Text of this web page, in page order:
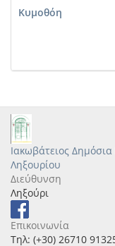
Savini, Medoro
Giacometti, Paolo
Zauli Sajani,
Σούτσος,
Κυμοθόη
Ιακωβάτειος
Ληξουρίου
Διεύθυνση
Ληξούρι
Επικοινωνία
Τηλ: (+30) 26710